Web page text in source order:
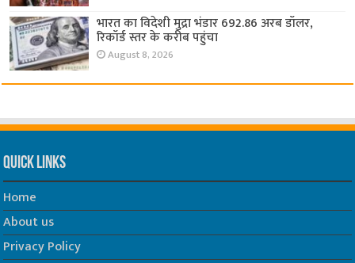
भारत का विदेशी मुद्रा भंडार 692.86 अरब डॉलर,
रिकॉर्ड स्तर के करीब पहुंचा
August 8, 2026
Quick Links
Home
About us
Privacy Policy